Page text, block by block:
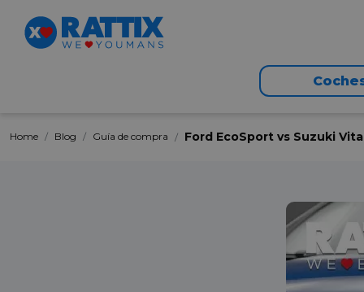
Home Blog Guía de compra Ford EcoSport vs Suzuki